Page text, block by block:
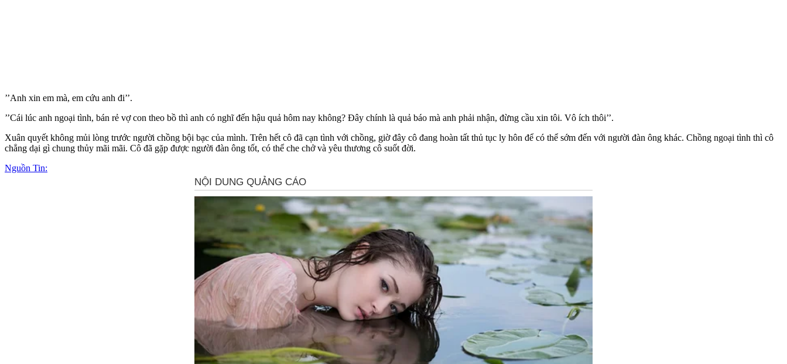
’’Anh xin em mà, em cứu anh đi’’.
’’Cái lúc anh ngoại tình, bán rẻ vợ con theo bồ thì anh có nghĩ đến hậu quả hôm nay không? Đây chính là quả báo mà anh phải nhận, đừng cầu xin tôi. Vô ích thôi’’.
Xuân quyết không mủi lòng trước người chồng bội bạc của mình. Trên hết cô đã cạn tình với chồng, giờ đây cô đang hoàn tất thủ tục ly hôn để có thể sớm đến với người đàn ông khác. Chồng ngoại tình thì cô
chẳng dại gì chung thủy mãi mãi. Cô đã gặp được người đàn ông tốt, có thể che chở và yêu thương cô suốt đời.
Nguồn Tin: